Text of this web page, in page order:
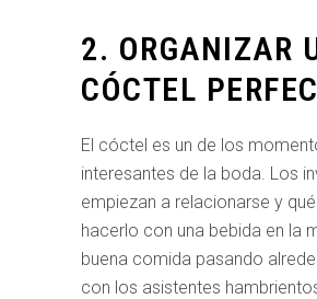
2. ORGANIZAR
CÓCTEL
El cóctel es un de los
interesantes de la boda. Los
empiezan a relacionarse y
hacerlo con una bebida en la
buena comida pasando
con los asistentes